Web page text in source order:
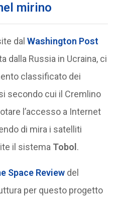
mirino
dal Washington Post
dalla Russia in Ucraina, ci
classificato dei
secondo cui il Cremlino
l’accesso a Internet
di mira i satelliti
il sistema Tobol .
Space Reviewdel
per questo progetto